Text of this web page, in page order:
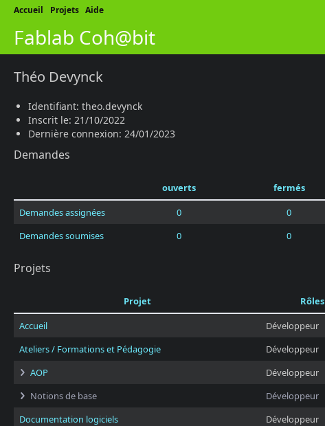
Accueil Projets Aide
Fablab Coh@bit
Théo Devynck
Identifiant: theo.devynck
Inscrit le: 21/10/2022
Dernière connexion: 24/01/2023
Demandes
ouverts fermés
Demandes assignées
0 0
Demandes soumises
0 0
Projets
Projet Rôles
Accueil
Développeur
Ateliers / Formations et Pédagogie
Développeur
AOP
Développeur
Notions de base
Développeur
Documentation logiciels
Développeur